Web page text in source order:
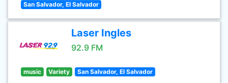
San Salvador, El Salvador
Laser Ingles
92.9 FM
music Variety San Salvador, El Salvador